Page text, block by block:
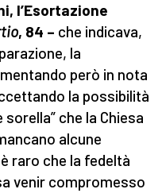
l’Esortazione
, 84 – che indicava,
la
però in nota
la possibilità
che la Chiesa
alcune
raro che la fedeltà
venir compromesso